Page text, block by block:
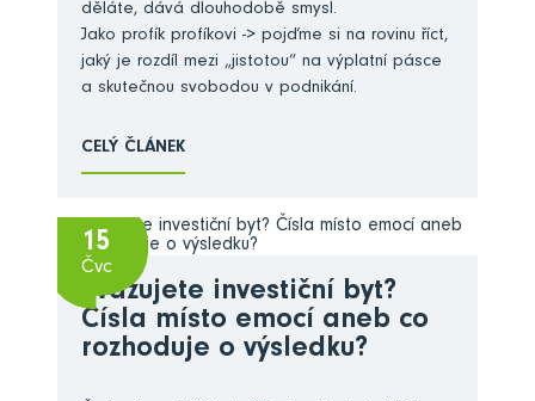
děláte, dává dlouhodobě smysl.
Jako profík profíkovi -> pojďme si na rovinu říct,
jaký je rozdíl mezi „jistotou“ na výplatní pásce
a skutečnou svobodou v podnikání.
CELÝ ČLÁNEK
15
Čvc
Zvažujete investiční byt?
Čísla místo emocí aneb co
rozhoduje o výsledku?